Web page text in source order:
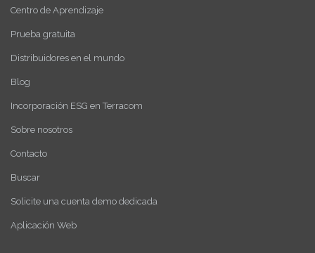
Centro de Aprendizaje
Prueba gratuita
Distribuidores en el mundo
Blog
Incorporación ESG en Terracom
Sobre nosotros
Contacto
Buscar
Solicite una cuenta demo dedicada
Aplicación Web